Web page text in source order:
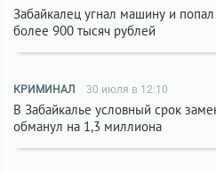
Забайкалец угнал машину и
более 900 тысяч рублей
КРИМИНАЛ 30 июля в 12:10
В Забайкалье условный срок
обманул на 1,3 миллиона